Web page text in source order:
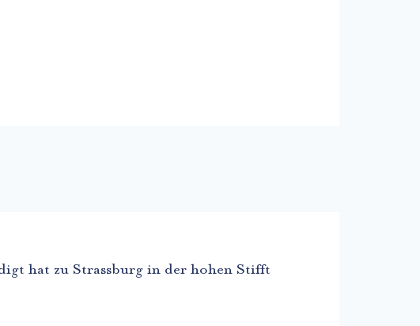
hat zu Strassburg in der hohen Stifft